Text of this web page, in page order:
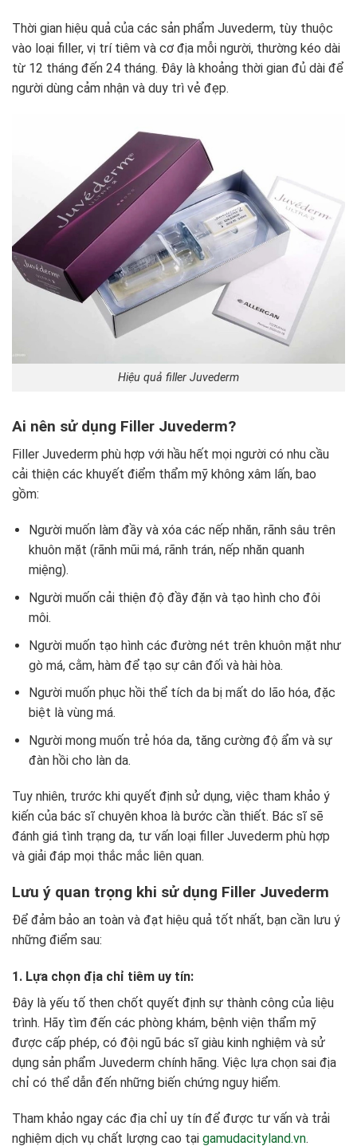
Thời gian hiệu quả của các sản phẩm Juvederm, tùy thuộc
vào loại filler, vị trí tiêm và cơ địa mỗi người, thường kéo dài
từ 12 tháng đến 24 tháng. Đây là khoảng thời gian đủ dài để
người dùng cảm nhận và duy trì vẻ đẹp.
Hiệu quả filler Juvederm
Ai nên sử dụng Filler Juvederm?
Filler Juvederm phù hợp với hầu hết mọi người có nhu cầu
cải thiện các khuyết điểm thẩm mỹ không xâm lấn, bao
gồm:
Người muốn làm đầy và xóa các nếp nhăn, rãnh sâu trên
khuôn mặt (rãnh mũi má, rãnh trán, nếp nhăn quanh
miệng).
Người muốn cải thiện độ đầy đặn và tạo hình cho đôi
môi.
Người muốn tạo hình các đường nét trên khuôn mặt như
gò má, cằm, hàm để tạo sự cân đối và hài hòa.
Người muốn phục hồi thể tích da bị mất do lão hóa, đặc
biệt là vùng má.
Người mong muốn trẻ hóa da, tăng cường độ ẩm và sự
đàn hồi cho làn da.
Tuy nhiên, trước khi quyết định sử dụng, việc tham khảo ý
kiến của bác sĩ chuyên khoa là bước cần thiết. Bác sĩ sẽ
đánh giá tình trạng da, tư vấn loại filler Juvederm phù hợp
và giải đáp mọi thắc mắc liên quan.
Lưu ý quan trọng khi sử dụng Filler Juvederm
Để đảm bảo an toàn và đạt hiệu quả tốt nhất, bạn cần lưu ý
những điểm sau:
1. Lựa chọn địa chỉ tiêm uy tín:
Đây là yếu tố then chốt quyết định sự thành công của liệu
trình. Hãy tìm đến các phòng khám, bệnh viện thẩm mỹ
được cấp phép, có đội ngũ bác sĩ giàu kinh nghiệm và sử
dụng sản phẩm Juvederm chính hãng. Việc lựa chọn sai địa
chỉ có thể dẫn đến những biến chứng nguy hiểm.
Tham khảo ngay các địa chỉ uy tín để được tư vấn và trải
nghiệm dịch vụ chất lượng cao tại gamudacityland.vn.